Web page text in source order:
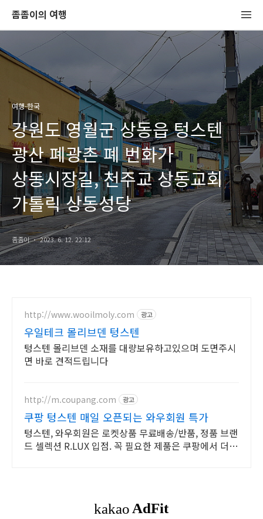
좀좀이의 여행
여행-한국
강원도 영월군 상동읍 텅스텐
광산 폐광촌 폐 번화가
상동시장길, 천주교 상동교회
가톨릭 상동성당
좀좀이 2023. 6. 12. 22:12
http://www.wooilmoly.com 광고
우일테크 몰리브덴 텅스텐
텅스텐 몰리브덴 소재를 대량보유하고있으며 도면주시
면 바로 견적드립니다
http://m.coupang.com 광고
쿠팡 텅스텐 매일 오픈되는 와우회원 특가
텅스텐, 와우회원은 로켓상품 무료배송/반품, 정품 브랜
드 셀렉션 R.LUX 입점. 꼭 필요한 제품은 쿠팡에서 더